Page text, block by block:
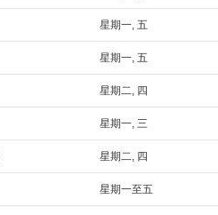
星期一, 五
星期一, 五
星期二, 四
星期一, 三
星期二, 四
星期一至五